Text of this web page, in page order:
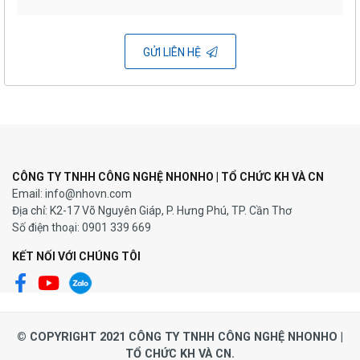
NHONHO viết tiếp câu
QUA TRÁI TIM THỂ
THAO”
07/05/2025
GỬI LIÊN HỆ
CÔNG TY TNHH CÔNG NGHỆ NHONHO | TỔ CHỨC KH VÀ CN
Email: info@nhovn.com
Địa chỉ: K2-17 Võ Nguyên Giáp, P. Hưng Phú, TP. Cần Thơ
Số điện thoại: 0901 339 669
KẾT NỐI VỚI CHÚNG TÔI
© COPYRIGHT 2021 CÔNG TY TNHH CÔNG NGHỆ NHONHO |
TỔ CHỨC KH VÀ CN.